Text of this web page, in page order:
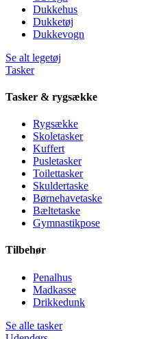
Dukkehus
Dukketøj
Dukkevogn
Se alt legetøj
Tasker
Tasker & rygsække
Rygsække
Skoletasker
Kuffert
Pusletasker
Toilettasker
Skuldertaske
Børnehavetaske
Bæltetaske
Gymnastikpose
Tilbehør
Penalhus
Madkasse
Drikkedunk
Se alle tasker